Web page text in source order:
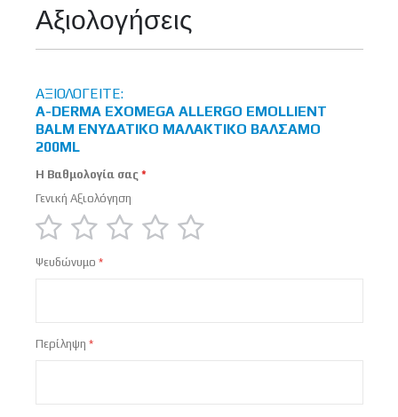
Αξιολογήσεις
ΑΞΙΟΛΟΓΕΊΤΕ:
A-DERMA EXOMEGA ALLERGO EMOLLIENT
BALM ΕΝΥΔΑΤΙΚΌ ΜΑΛΑΚΤΙΚΌ BΆΛΣΑΜΟ
200ML
Η Βαθμολογία σας
Γενική Αξιολόγηση
star
stars
stars
stars
stars
Ψευδώνυμο
Περίληψη